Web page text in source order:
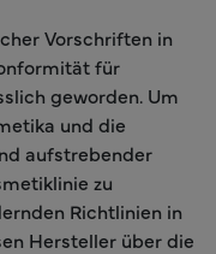
Vorschriften in
für
geworden. Um
und die
aufstrebender
zu
Richtlinien in
Hersteller über die